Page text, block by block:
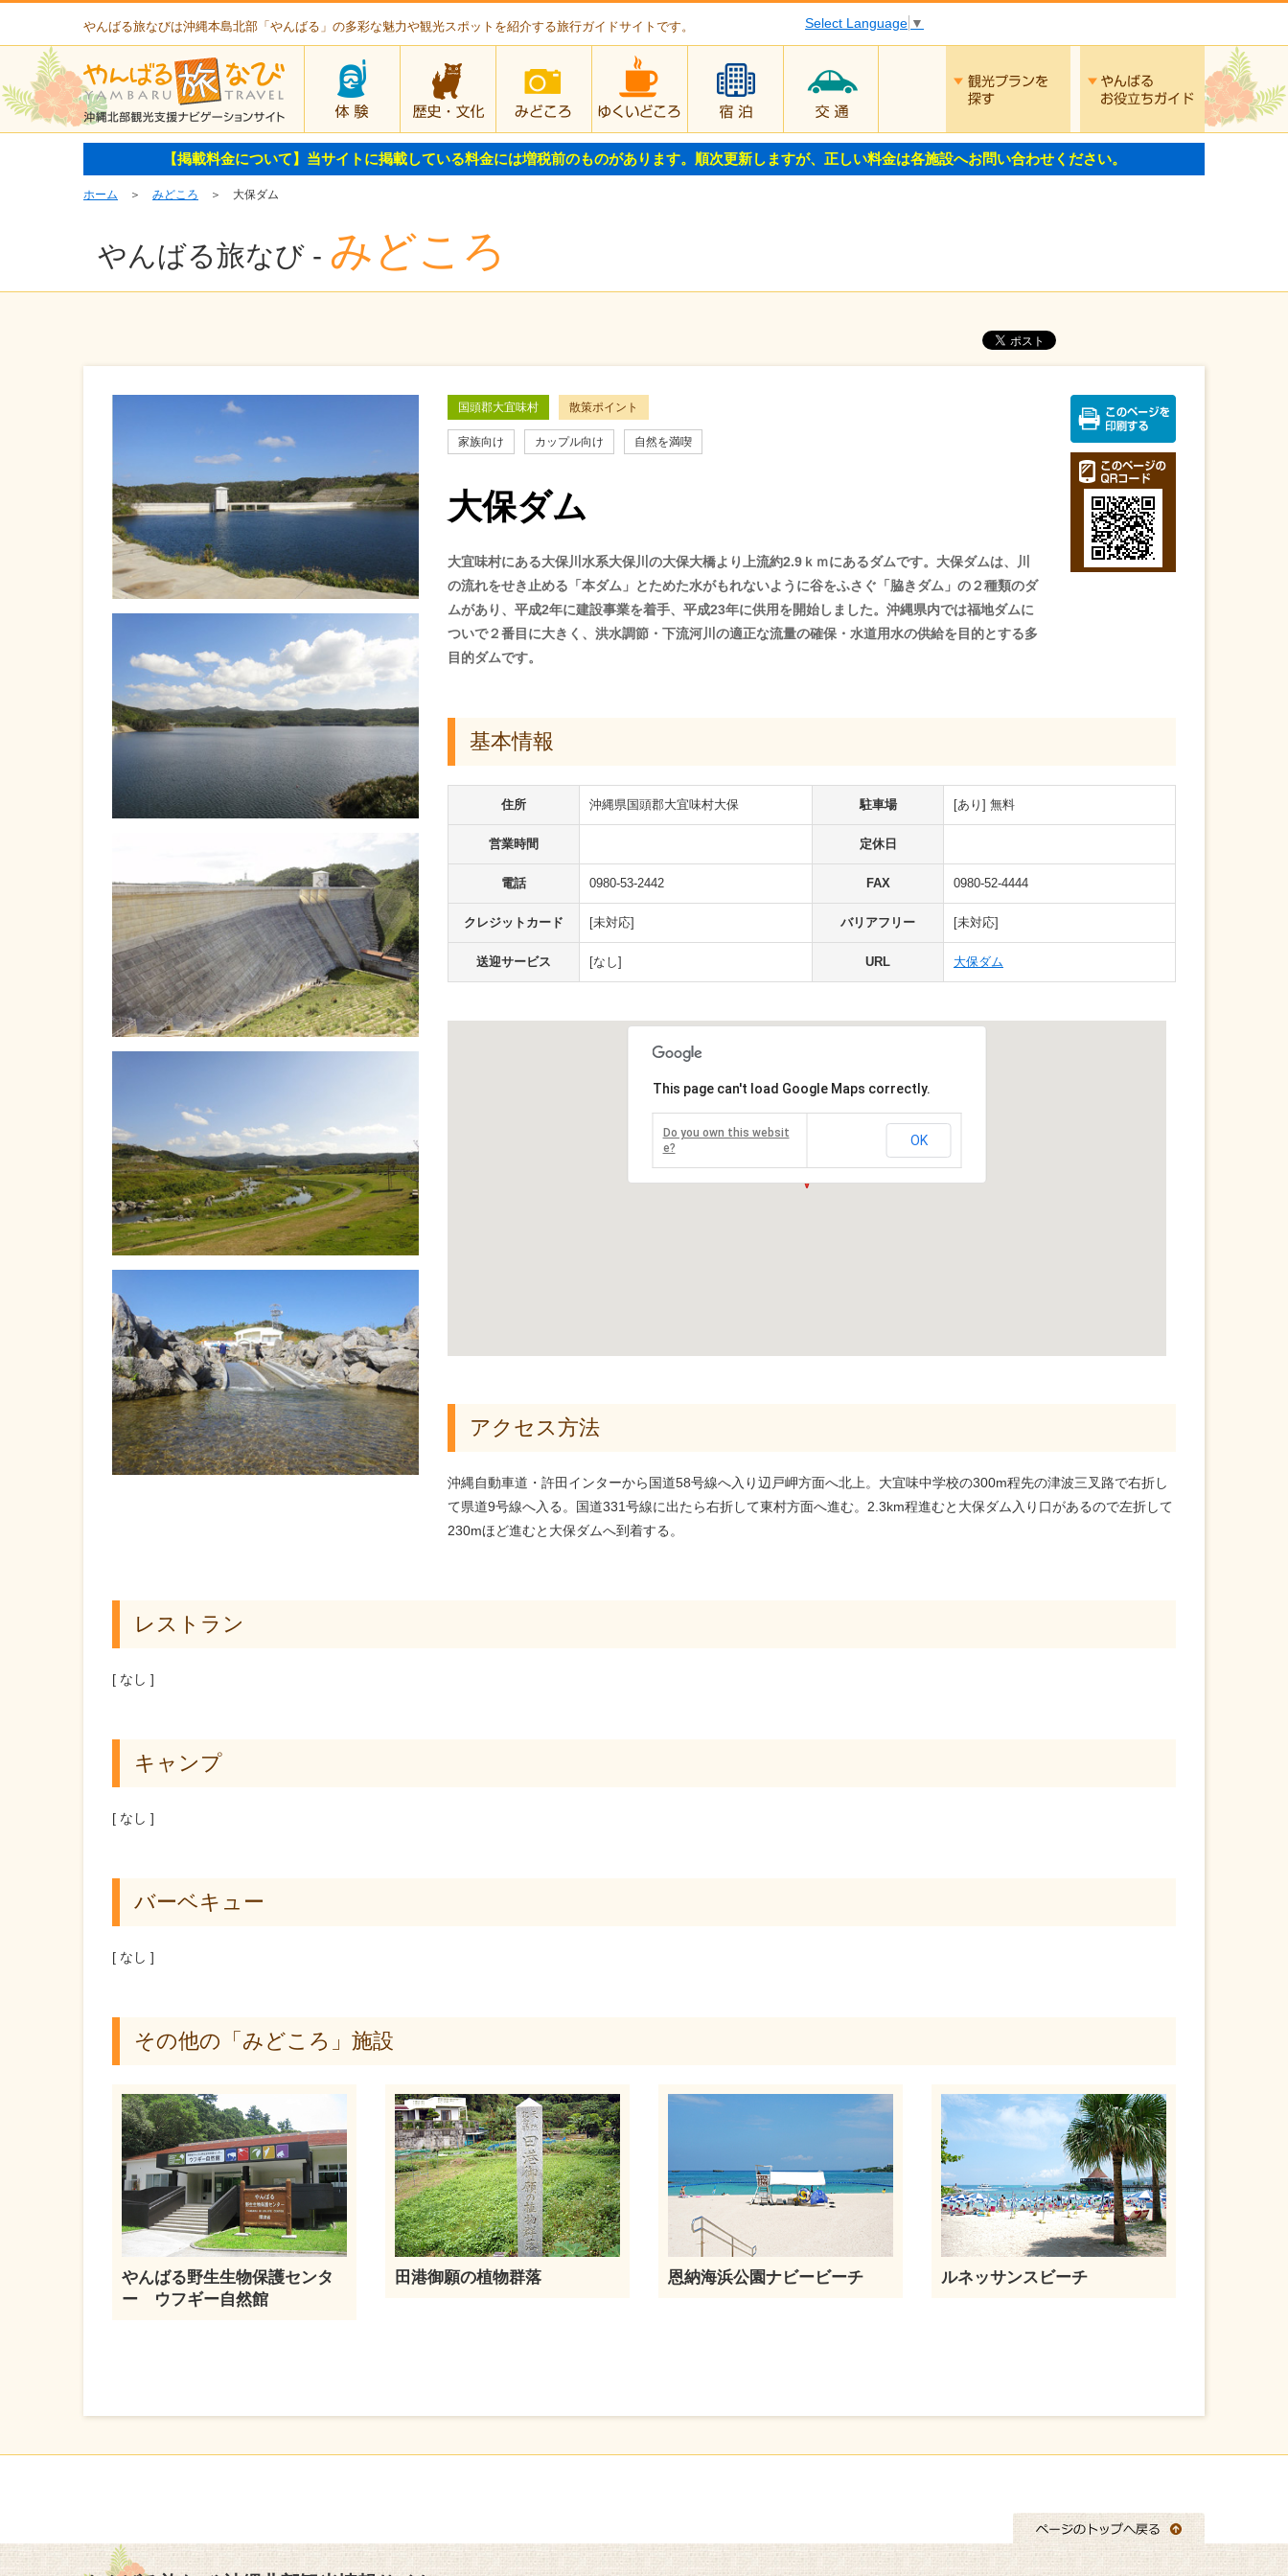
やんばる旅なびは沖縄本島北部「やんばる」の多彩な魅力や観光スポットを紹介する旅行ガイドサイトです。 Select Language ▼
みどころ やんばるお
【掲載料金について】当サイトに掲載している料金には増税前のものがあります。順次更新しますが、正しい料金は各施設へお問い合わせください。
ホーム ＞ みどころ ＞ 大保ダム
やんばる旅なび - みどころ
国頭郡大宜味村 散策ポイント
家族向け カップル向け 自然を満喫
大保ダム
大宜味村にある大保川水系大保川の大保大橋より上流約2.9ｋｍにあるダムです。大保ダムは、川
の流れをせき止める「本ダム」とためた水がもれないように谷をふさぐ「脇きダム」の２種類のダ
ムがあり、平成2年に建設事業を着手、平成23年に供用を開始しました。沖縄県内では福地ダムに
ついで２番目に大きく、洪水調節・下流河川の適正な流量の確保・水道用水の供給を目的とする多
目的ダムです。
基本情報
住所 沖縄県国頭郡大宜味村大保 駐車場 [あり] 無料
営業時間 定休日
電話 0980-53-2442 FAX 0980-52-4444
クレジットカード [未対応] バリアフリー [未対応]
送迎サービス [なし] URL 大保ダム
This page can't load Google Maps correctly.
Do you own this websit
e?
OK
アクセス方法
沖縄自動車道・許田インターから国道58号線へ入り辺戸岬方面へ北上。大宜味中学校の300m程先の津波三叉路で右折し
て県道9号線へ入る。国道331号線に出たら右折して東村方面へ進む。2.3km程進むと大保ダム入り口があるので左折して
230mほど進むと大保ダムへ到着する。
レストラン
[ なし ]
キャンプ
[ なし ]
バーベキュー
[ なし ]
その他の「みどころ」施設
やんばる野生生物保護センタ
ー ウフギー自然館
田港御願の植物群落 恩納海浜公園ナビービーチ ルネッサンスビーチ